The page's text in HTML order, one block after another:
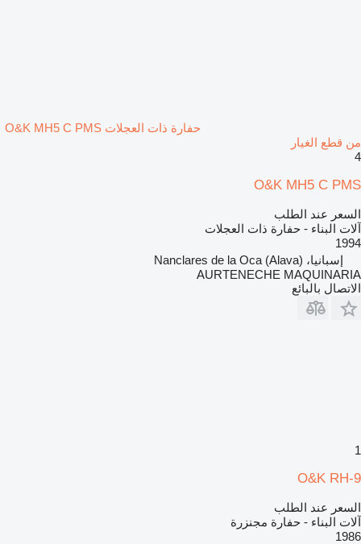
حفارة ذات العجلات O&K MH5 C PMS
من قطع الغيار
4
O&K MH5 C PMS
السعر عند الطلب
آلات البناء - حفارة ذات العجلات
1994
إسبانيا، Nanclares de la Oca (Alava)
AURTENECHE MAQUINARIA
الاتصال بالبائع
1
O&K RH-9
السعر عند الطلب
آلات البناء - حفارة مجنزرة
1986